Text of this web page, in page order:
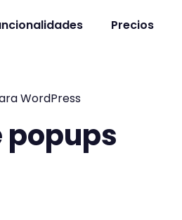
Precios
WordPress
popups